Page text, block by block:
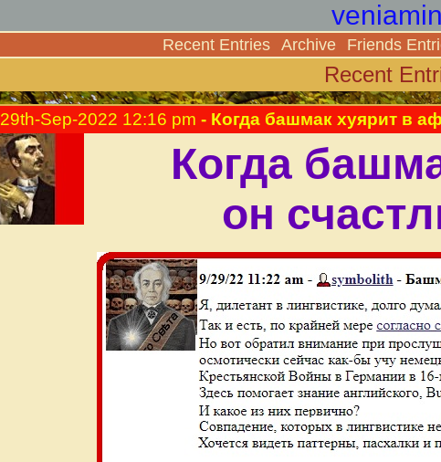
veniamin
Recent Entries Archive Friends
Recent
29th-Sep-2022 12:16 pm - Когда башмак хуярит в
Когда
он